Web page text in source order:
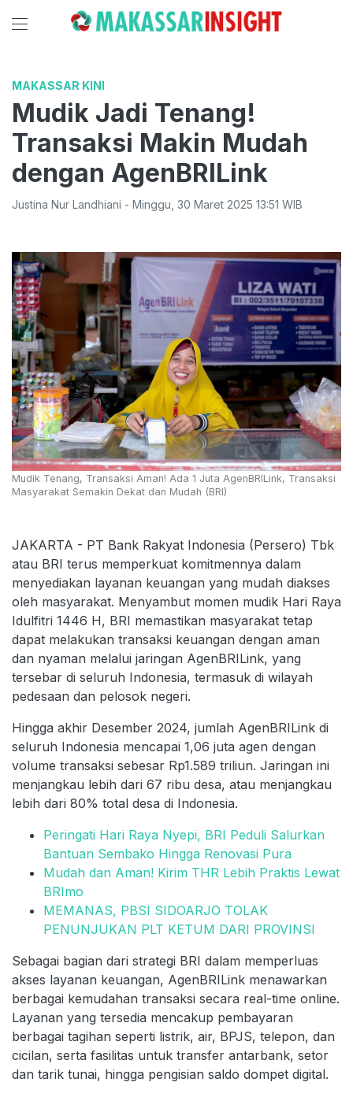
MAKASSAR KINI
Mudik Jadi Tenang!
Transaksi Makin Mudah
dengan AgenBRILink
Justina Nur Landhiani - Minggu 30 Maret 2025 13:51 WIB
Mudik Tenang, Transaksi Aman! Ada 1 Juta AgenBRILink, Transaksi
Masyarakat Semakin Dekat dan Mudah (BRI)
JAKARTA - PT Bank Rakyat Indonesia (Persero) Tbk
atau BRI terus memperkuat komitmennya dalam
menyediakan layanan keuangan yang mudah diakses
oleh masyarakat. Menyambut momen mudik Hari Raya
Idulfitri 1446 H, BRI memastikan masyarakat tetap
dapat melakukan transaksi keuangan dengan aman
dan nyaman melalui jaringan AgenBRILink, yang
tersebar di seluruh Indonesia, termasuk di wilayah
pedesaan dan pelosok negeri.
Hingga akhir Desember 2024, jumlah AgenBRILink di
seluruh Indonesia mencapai 1,06 juta agen dengan
volume transaksi sebesar Rp1.589 triliun. Jaringan ini
menjangkau lebih dari 67 ribu desa, atau menjangkau
lebih dari 80% total desa di Indonesia.
Peringati Hari Raya Nyepi, BRI Peduli Salurkan
Bantuan Sembako Hingga Renovasi Pura
Mudah dan Aman! Kirim THR Lebih Praktis Lewat
BRImo
MEMANAS, PBSI SIDOARJO TOLAK
PENUNJUKAN PLT KETUM DARI PROVINSI
Sebagai bagian dari strategi BRI dalam memperluas
akses layanan keuangan, AgenBRILink menawarkan
berbagai kemudahan transaksi secara real-time online.
Layanan yang tersedia mencakup pembayaran
berbagai tagihan seperti listrik, air, BPJS, telepon, dan
cicilan, serta fasilitas untuk transfer antarbank, setor
dan tarik tunai, hingga pengisian saldo dompet digital.